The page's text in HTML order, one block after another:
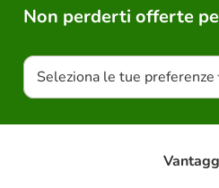
Non perderti offerte
Seleziona le tue preferenze